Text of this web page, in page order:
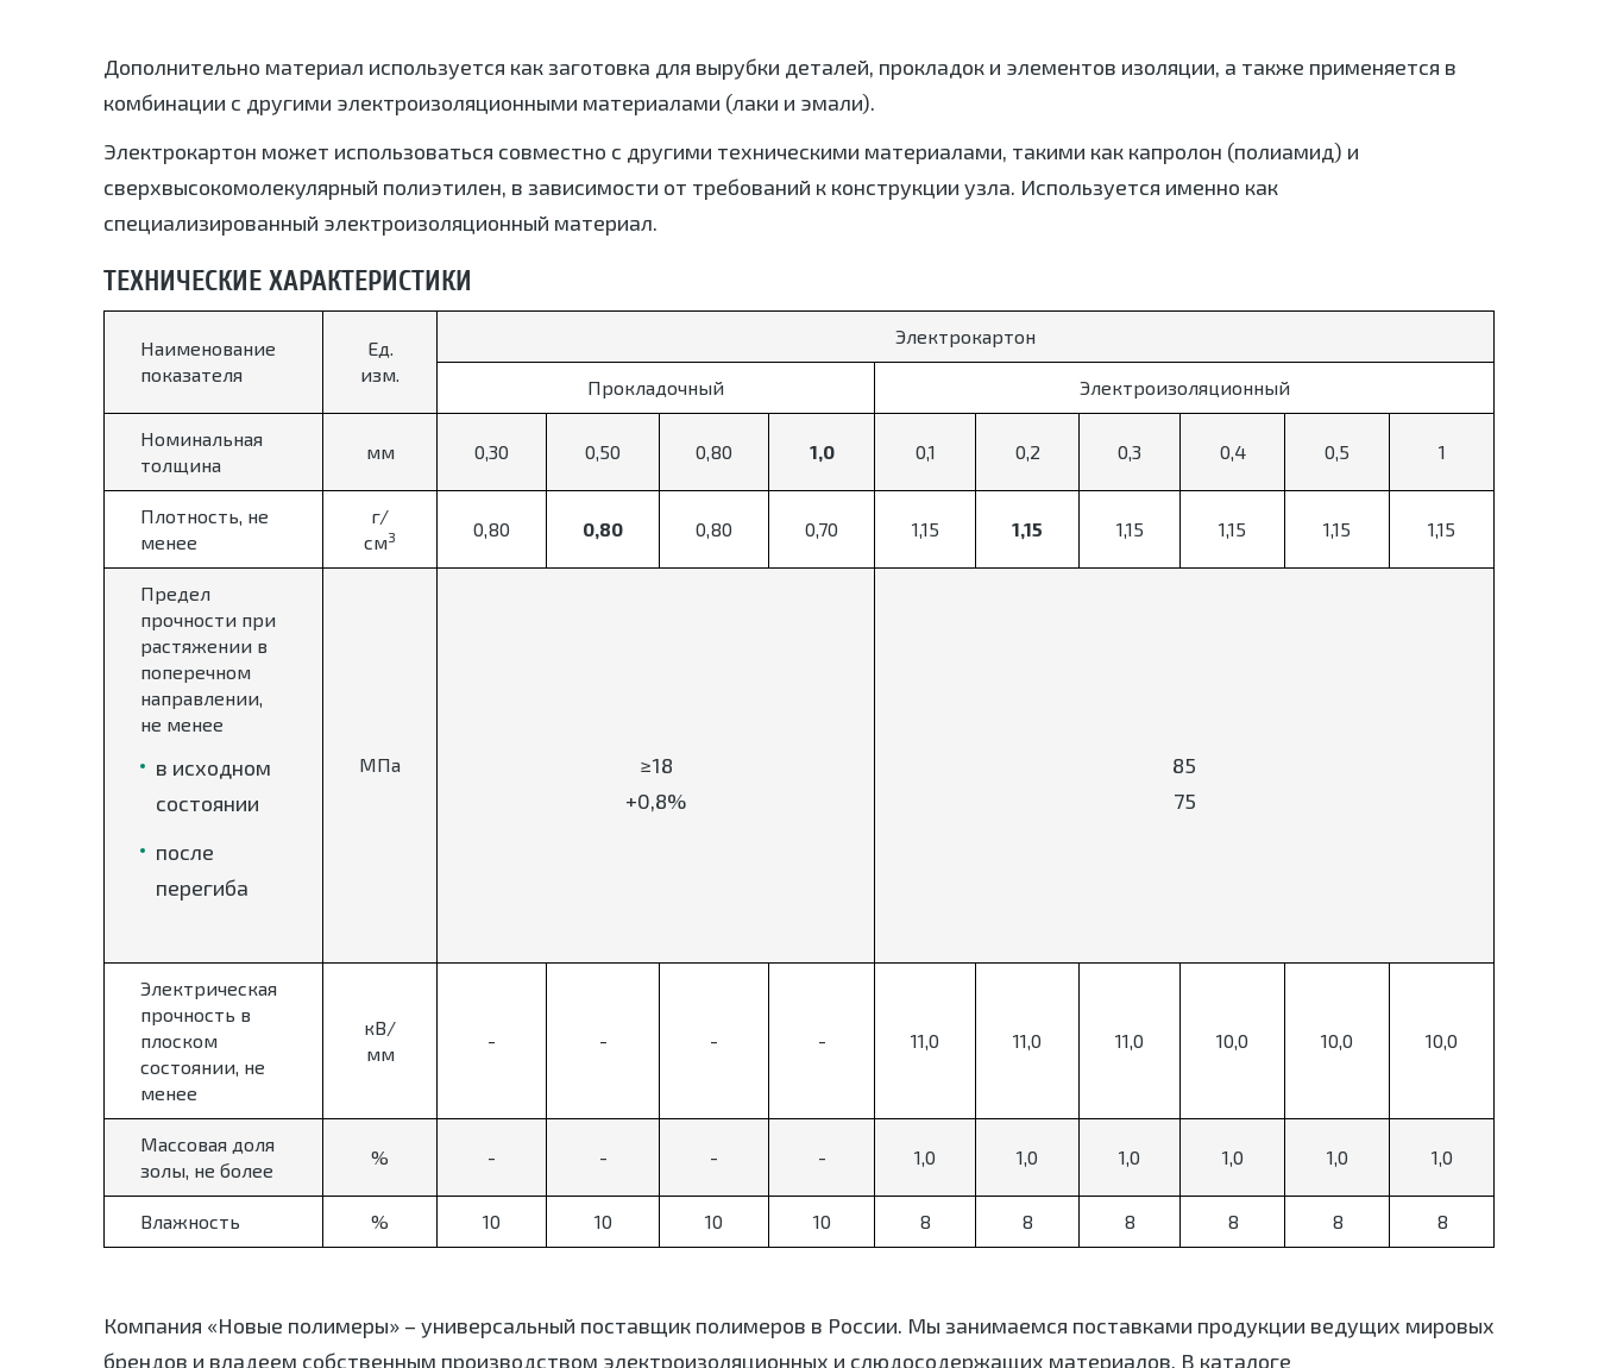
Дополнительно материал используется как заготовка для вырубки деталей, прокладок и элементов изоляции, а также применяется в
комбинации с другими электроизоляционными материалами (лаки и эмали).
Электрокартон может использоваться совместно с другими техническими материалами, такими как капролон (полиамид) и
сверхвысокомолекулярный полиэтилен, в зависимости от требований к конструкции узла. Используется именно как
специализированный электроизоляционный материал.
ТЕХНИЧЕСКИЕ ХАРАКТЕРИСТИКИ
Наименование
показателя
Ед.
изм.
Электрокартон
Прокладочный Электроизоляционный
Номинальная
толщина
мм 0,30 0,50 0,80 1,0 0,1 0,2 0,3 0,4 0,5 1
Плотность, не
менее
г/
см3 0,80 0,80 0,80 0,70 1,15 1,15 1,15 1,15 1,15 1,15
Предел
прочности при
растяжении в
поперечном
направлении,
не менее
в исходном
состоянии
после
перегиба
МПа
≥18
+0,8%
85
75
Электрическая
прочность в
плоском
состоянии, не
менее
кВ/
мм
- - - - 11,0 11,0 11,0 10,0 10,0 10,0
Массовая доля
золы, не более
% - - - - 1,0 1,0 1,0 1,0 1,0 1,0
Влажность % 10 10 10 10 8 8 8 8 8 8
Компания «Новые полимеры» – универсальный поставщик полимеров в России. Мы занимаемся поставками продукции ведущих мировых
брендов и владеем собственным производством электроизоляционных и слюдосодержащих материалов. В каталоге